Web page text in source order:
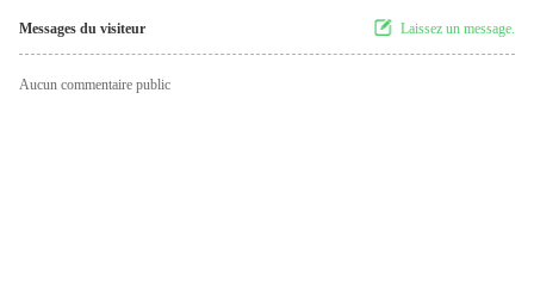
Messages du visiteur Laissez un message.
Aucun commentaire public